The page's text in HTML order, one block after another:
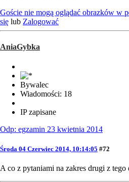
Goście nie mogą oglądać obrazków w
się lub Zalogować
AniaGybka
Bywalec
Wiadomości: 18
IP zapisane
Odp: egzamin 23 kwietnia 2014
Środa 04 Czerwiec 2014, 10:14:05 #72
A co z pytaniami na zakres drugi z tego